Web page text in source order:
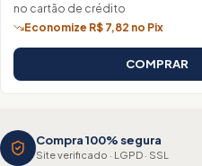
no cartão de crédito
Economize R$ 7,82 no Pix
COMPRAR
Compra 100% segura
Site verificado · LGPD · SSL